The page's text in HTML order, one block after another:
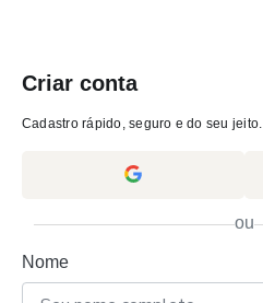
Criar conta
Cadastro rápido, seguro e do seu jeito.
ou
Nome